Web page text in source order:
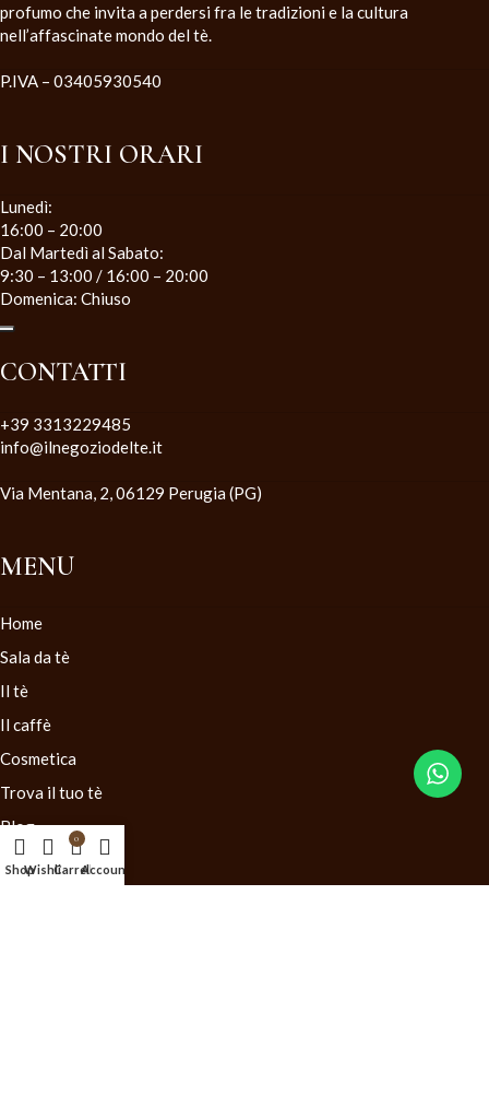
profumo che invita a perdersi fra le tradizioni e la cultura
nell’affascinate mondo del tè.
P.IVA – 03405930540
I NOSTRI ORARI
Lunedì:
16:00 – 20:00
Dal Martedì al Sabato:
9:30 – 13:00 / 16:00 – 20:00
Domenica: Chiuso
CONTATTI
+39 3313229485
info@ilnegoziodelte.it
Via Mentana, 2, 06129 Perugia (PG)
MENU
Home
Sala da tè
Il tè
Il caffè
Cosmetica
Trova il tuo tè
Blog
Contatti
ShopWishlist
0
CarrelloAccount